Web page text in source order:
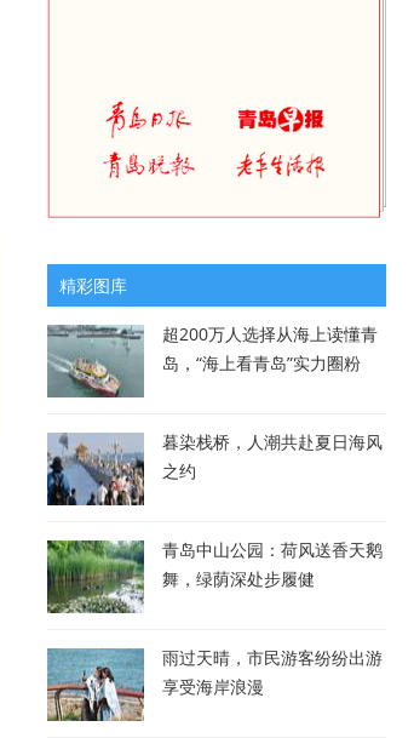
精彩图库
超200万人选择从海上读懂青
岛，“海上看青岛”实力圈粉
暮染栈桥，人潮共赴夏日海风
之约
青岛中山公园：荷风送香天鹅
舞，绿荫深处步履健
雨过天晴，市民游客纷纷出游
享受海岸浪漫